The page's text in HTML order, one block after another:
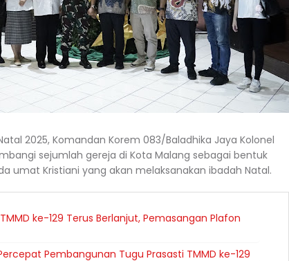
2025, Komandan Korem 083/Baladhika Jaya Kolonel
sejumlah gereja di Kota Malang sebagai bentuk
umat Kristiani yang akan melaksanakan ibadah Natal.
ke-129 Terus Berlanjut, Pemasangan Plafon
Pembangunan Tugu Prasasti TMMD ke-129